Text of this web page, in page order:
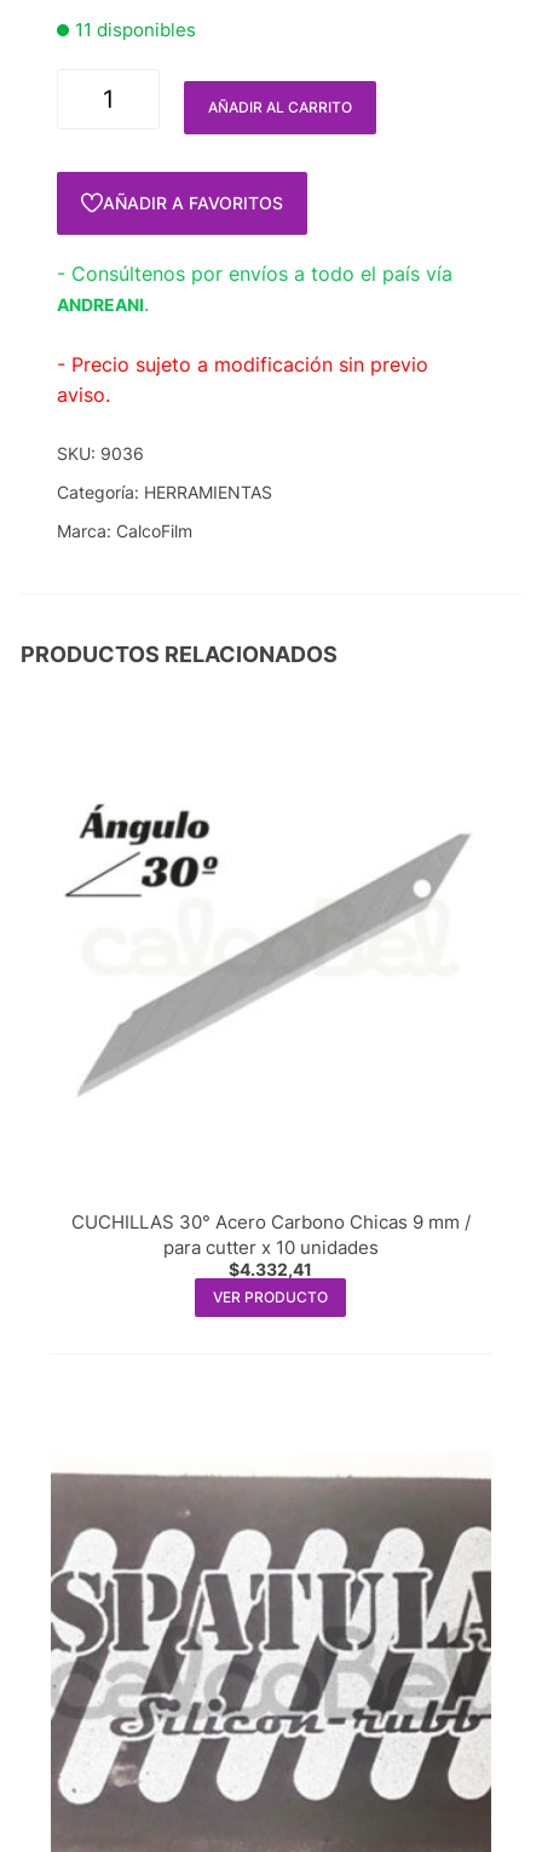
11 disponibles
AÑADIR AL CARRITO
AÑADIR A FAVORITOS
- Consúltenos por envíos a todo el país vía
ANDREANI.
- Precio sujeto a modificación sin previo
aviso.
SKU: 9036
Categoría: HERRAMIENTAS
Marca:CalcoFilm
PRODUCTOS RELACIONADOS
CUCHILLAS 30° Acero Carbono Chicas 9 mm /
para cutter x 10 unidades
$4.332,41
VER PRODUCTO